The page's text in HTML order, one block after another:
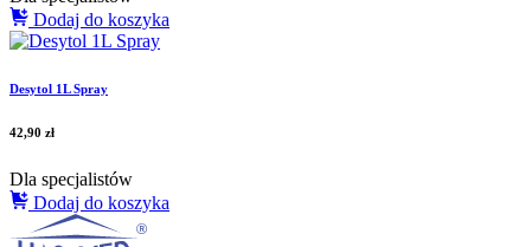
Dodaj do koszyka
Desytol 1L Spray
42,90 zł
Dla specjalistów
Dodaj do koszyka